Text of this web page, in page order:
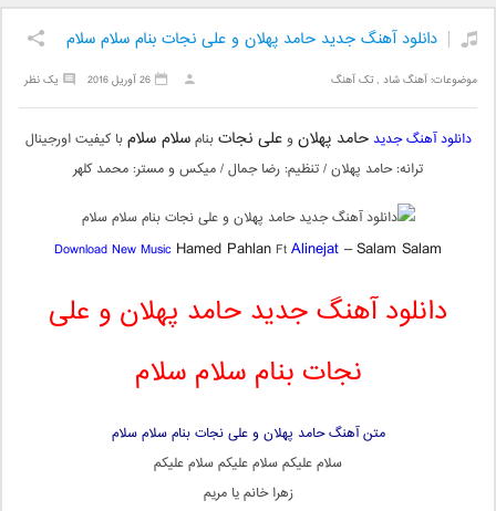
دانلود آهنگ جدید حامد پهلان و علی نجات بنام سلام سلام
موضوعات:آهنگ شاد ,تک آهنگ یک نظر 26 آوریل 2016
دانلود آهنگ جدید حامد پهلان وعلی نجاتبنامسلام سلامبا کیفیت اورجینال
ترانه: حامد پهلان / تنظیم: رضا جمال / میکس و مستر: محمد کلهر
Download New Music Hamed Pahlan FtAlinejat –Salam Salam
دانلود آهنگ جدید حامد پهلان و علی
نجات بنام سلام سلام
متن آهنگ حامد پهلان و علی نجات بنام سلام سلام
سلام علیکم سلام علیکم سلام علیکم
زهرا خانم یا مریم